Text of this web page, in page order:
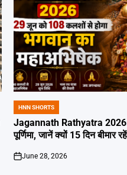
POSTED
IN
HNN SHORTS
Jagannath Rathyatra
पूर्णिमा, जानें क्यों 15 दिन बीमार
on
June 28, 2026